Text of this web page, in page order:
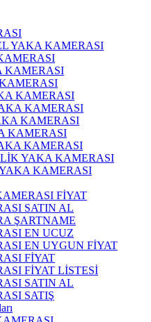
YAKA KAMERASI
KAMERASI
KAMERASI
KAMERASI
KAMERASI
KAMERASI
KAMERASI
YAKA KAMERASI
KAMERASI
FİYAT
SATIN AL
ŞARTNAME
EN UCUZ
EN UYGUN FİYAT
FİYAT
FİYAT LİSTESİ
SATIN AL
SATIŞ